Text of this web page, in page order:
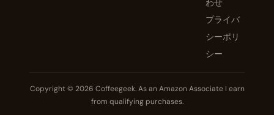
わせ
プライバ
シーポリ
シー
Copyright © 2026 Coffeegeek. As an Amazon Associate I earn
from qualifying purchases.